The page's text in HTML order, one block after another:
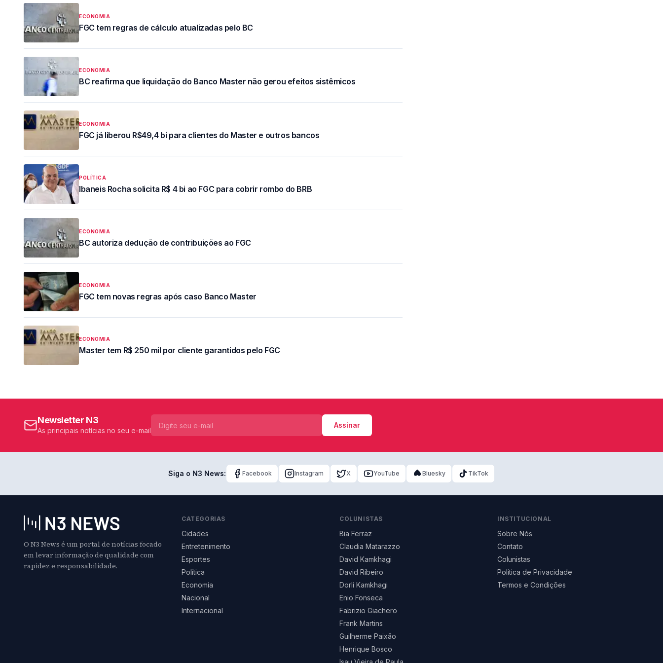
ECONOMIA
FGC tem regras de cálculo atualizadas pelo BC
ECONOMIA
BC reafirma que liquidação do Banco Master não gerou efeitos sistêmicos
ECONOMIA
FGC já liberou R$49,4 bi para clientes do Master e outros bancos
POLÍTICA
Ibaneis Rocha solicita R$ 4 bi ao FGC para cobrir rombo do BRB
ECONOMIA
BC autoriza dedução de contribuições ao FGC
ECONOMIA
FGC tem novas regras após caso Banco Master
ECONOMIA
Master tem R$ 250 mil por cliente garantidos pelo FGC
Newsletter N3
As principais notícias no seu e-mail
Assinar
Siga o N3 News: Facebook Instagram X YouTube Bluesky TikTok
O N3 News é um portal de notícias focado
em levar informação de qualidade com
rapidez e responsabilidade.
CATEGORIAS
Cidades
Entretenimento
Esportes
Política
Economia
Nacional
Internacional
COLUNISTAS
Bia Ferraz
Claudia Matarazzo
David Kamkhagi
David Ribeiro
Dorli Kamkhagi
Enio Fonseca
Fabrizio Giachero
Frank Martins
Guilherme Paixão
Henrique Bosco
INSTITUCIONAL
Sobre Nós
Contato
Colunistas
Política de Privacidade
Termos e Condições